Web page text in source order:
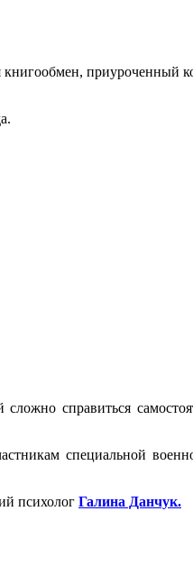
книгообмен, приуроченный
справиться
специальной
психолог Галина Данчук.